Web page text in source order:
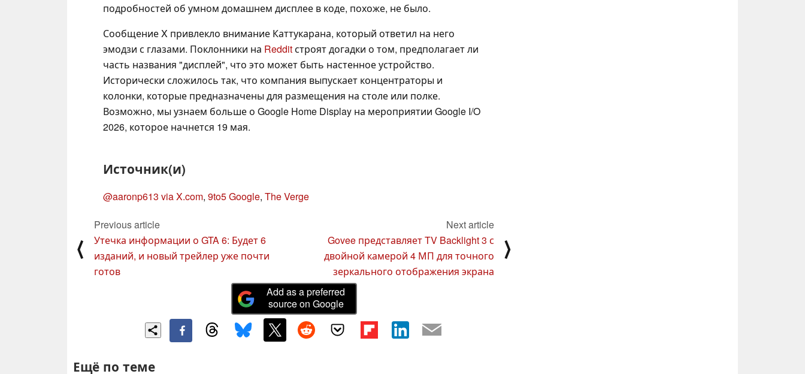
подробностей об умном домашнем дисплее в коде, похоже, не было.
Сообщение X привлекло внимание Каттукарана, который ответил на него
эмодзи с глазами. Поклонники на Redditстроят догадки о том, предполагает ли
часть названия "дисплей", что это может быть настенное устройство.
Исторически сложилось так, что компания выпускает концентраторы и
колонки, которые предназначены для размещения на столе или полке.
Возможно, мы узнаем больше о Google Home Display на мероприятии Google I/O
2026, которое начнется 19 мая.
Источник(и)
@aaronp613 via X.com, 9to5 Google, The Verge
⟨
Previous article
Утечка информации о GTA 6: Будет 6
изданий, и новый трейлер уже почти
готов
Next article
Govee представляет TV Backlight 3 с
двойной камерой 4 МП для точного
зеркального отображения экрана
⟩
Add as a preferred
source on Google
Ещё по теме